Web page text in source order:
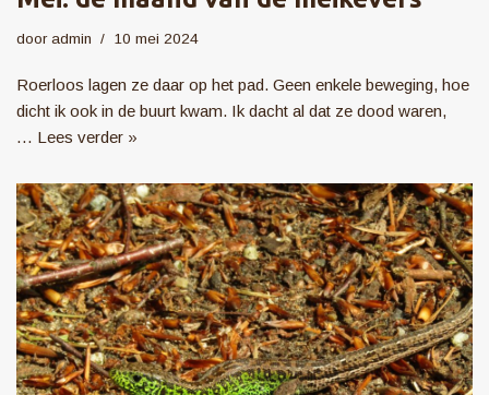
door admin 10 mei 2024
Roerloos lagen ze daar op het pad. Geen enkele beweging, hoe
dicht ik ook in de buurt kwam. Ik dacht al dat ze dood waren,
… Lees verder »